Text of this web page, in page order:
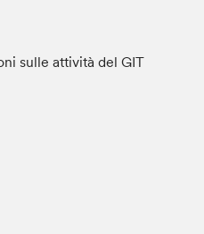
sulle attività del GIT